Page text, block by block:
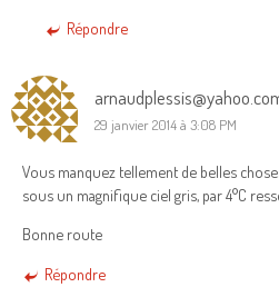
Répondre
29 janvier 2014 à 3:08 PM
Vous manquez tellement de belles
sous un magnifique ciel gris, par 4°C
Bonne route
Répondre